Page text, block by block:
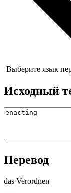
Выберите язык
Исходный
Перевод
das Verordnen